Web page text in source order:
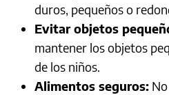
duros, pequeños o
Evitar objetos
mantener los objetos
de los niños.
Alimentos seguros: